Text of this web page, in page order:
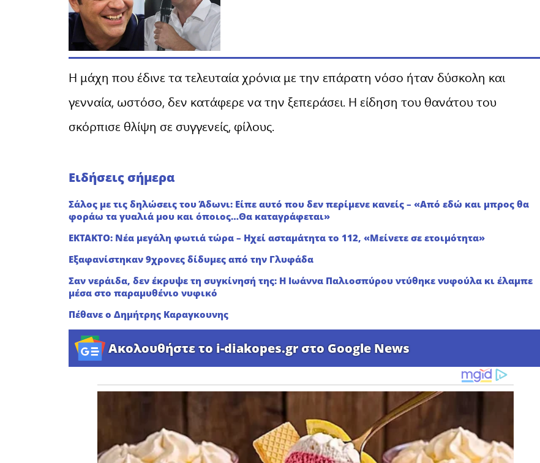
Η μάχη που έδινε τα τελευταία χρόνια με την επάρατη νόσο ήταν δύσκολη και
γενναία, ωστόσο, δεν κατάφερε να την ξεπεράσει. Η είδηση του θανάτου του
σκόρπισε θλίψη σε συγγενείς, φίλους.
Ειδήσεις σήμερα
Σάλος με τις δηλώσεις του Άδωνι: Είπε αυτό που δεν περίμενε κανείς – «Από εδώ και μπρος θα
φοράω τα γυαλιά μου και όποιος…Θα καταγράφεται»
EKTAKTO: Νέα μεγάλη φωτιά τώρα – Ηχεί ασταμάτητα το 112, «Μείνετε σε ετοιμότητα»
Εξαφανίστηκαν 9χρονες δίδυμες από την Γλυφάδα
Σαν νεράιδα, δεν έκρυψε τη συγκίνησή της: Η Ιωάννα Παλιοσπύρου ντύθηκε νυφούλα κι έλαμπε
μέσα στο παραμυθένιο νυφικό
Πέθανε ο Δημήτρης Καραγκουνης
Ακολουθήστε το i-diakopes.gr στο Google News